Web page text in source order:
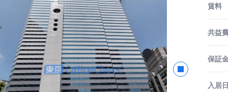
賃料
共益
保証
入居